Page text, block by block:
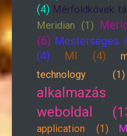
(4) Mérföldkövek
Meridian (1)
(6) Mesterséges
(4)
MI (4)
technology (1)
weboldal
application (1)